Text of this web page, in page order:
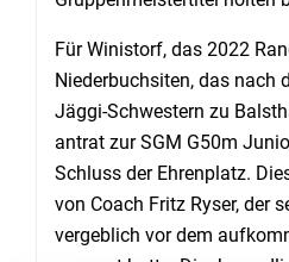
Für Winistorf, das 2022
Niederbuchsiten, das nach
Jäggi-Schwestern zu
antrat zur SGM G50m
Schluss der Ehrenplatz.
von Coach Fritz Ryser, der
vergeblich vor dem